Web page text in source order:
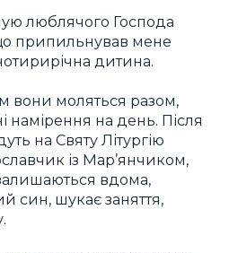
люблячого Господа
припильнував мене
дитина.
вони моляться разом,
намірення на день. Після
на Святу Літургію
із Мар’янчиком,
вдома,
син, шукає заняття,